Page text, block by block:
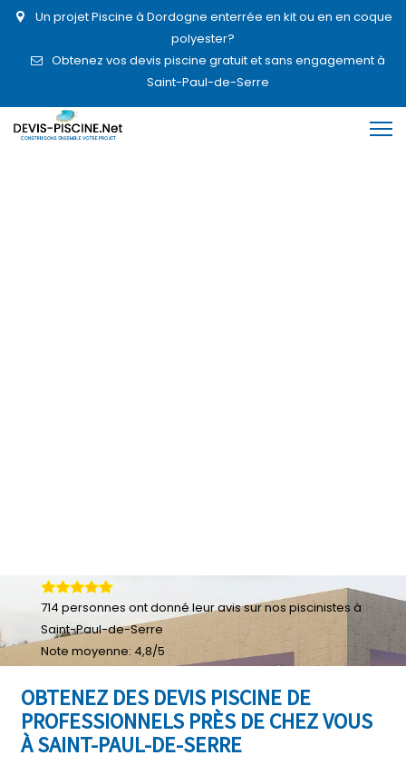
Un projet Piscine à Dordogne enterrée en kit ou en en coque
polyester?
Obtenez vos devis piscine gratuit et sans engagement à
Saint-Paul-de-Serre
OBTENEZ DES DEVIS PISCINE DE
PROFESSIONNELS PRÈS DE CHEZ VOUS
À SAINT-PAUL-DE-SERRE
714 personnes ont donné leuravis sur nos piscinistes à
Saint-Paul-de-Serre
Note moyenne: 4,8/5